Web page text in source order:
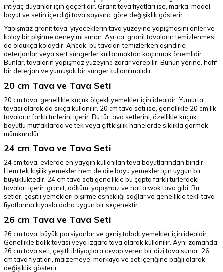
ihtiyaç duyanlar için geçerlidir. Granit tava fiyatları ise, marka, model,
boyut ve setin içerdiği tava sayısına göre değişiklik gösterir.
Yapışmaz granit tava, yiyeceklerin tava yüzeyine yapışmasını önler ve
kolay bir pişirme deneyimi sunar. Ayrıca, granit tavaların temizlenmesi
de oldukça kolaydır. Ancak, bu tavaları temizlerken aşındırıcı
deterjanlar veya sert süngerler kullanmaktan kaçınmak önemlidir.
Bunlar, tavaların yapışmaz yüzeyine zarar verebilir. Bunun yerine, hafif
bir deterjan ve yumuşak bir sünger kullanılmalıdır.
20 cm Tava ve Tava Seti
20 cm tava, genellikle küçük ölçekli yemekler için idealdir. Yumurta
tavası olarak da sıkça kullanılır. 20 cm tava seti ise, genellikle 20 cm'lik
tavaların farklı türlerini içerir. Bu tür tava setlerini, özellikle küçük
boyutlu mutfaklarda ve tek veya çift kişilik hanelerde sıklıkla görmek
mümkündür.
24 cm Tava ve Tava Seti
24 cm tava, evlerde en yaygın kullanılan tava boyutlarından biridir.
Hem tek kişilik yemekler hem de aile boyu yemekler için uygun bir
büyüklüktedir. 24 cm tava seti genellikle bu çapta farklı türlerdeki
tavaları içerir: granit, döküm, yapışmaz ve hatta wok tava gibi. Bu
setler, çeşitli yemekleri pişirme esnekliği sağlar ve genellikle tekli tava
fiyatlarına kıyasla daha uygun bir seçenektir.
26 cm Tava ve Tava Seti
26 cm tava, büyük porsiyonlar ve geniş tabak yemekler için idealdir.
Genellikle balık tavası veya ızgara tava olarak kullanılır. Aynı zamanda,
26 cm tava seti, çeşitli ihtiyaçlara cevap veren bir dizi tava sunar. 26
cm tava fiyatları, malzemeye, markaya ve set içeriğine bağlı olarak
değişiklik gösterir.